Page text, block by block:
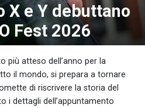
X e Y debuttano
Fest 2026
più atteso dell’anno per la
il mondo, si prepara a tornare
di riscrivere la storia del
i dettagli dell’appuntamento